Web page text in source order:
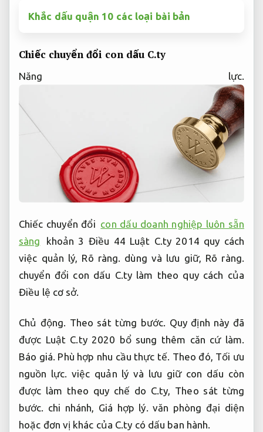
Khắc dấu quận 10 các loại bài bản
Chiếc chuyển đổi con dấu C.ty
Năng lực.
Chiếc chuyển đổi con dấu doanh nghiệp luôn sẵn
sàng
khoản 3 Điều 44 Luật C.ty 2014 quy cách
việc quản lý, Rõ ràng. dùng và lưu giữ, Rõ ràng.
chuyển đổi con dấu C.ty làm theo quy cách của
Điều lệ cơ sở.
Chủ động. Theo sát từng bước.
Quy định này đã
được Luật C.ty 2020 bổ sung thêm căn cứ làm.
Báo giá. Phù hợp nhu cầu thực tế. Theo đó, Tối ưu
nguồn lực.
việc quản lý và lưu giữ con dấu còn
được làm theo quy chế do C.ty, Theo sát từng
bước.
chi nhánh, Giá hợp lý.
văn phòng đại diện
hoặc đơn vị khác của C.ty có dấu ban hành.